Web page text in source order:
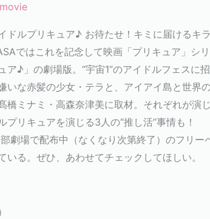
ドルプリキュア♪ お待たせ！キミに届けるキ
ではこれを記念して映画「プリキュア」シ
♪」の劇場版。“宇宙1”のアイドルフェスに
な赤髪の少女・テラと、アイアイ島と世界
ミナミ・高森奈津美に取材。それぞれが演
リキュアを演じる3人の“推し活”事情も！
劇場で配布中（なくなり次第終了）のフリ
る。ぜひ、あわせてチェックしてほしい。